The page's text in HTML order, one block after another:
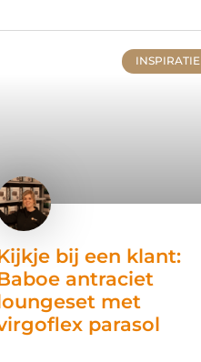
INSPIRATIE
bij een klant:
antraciet
met
parasol